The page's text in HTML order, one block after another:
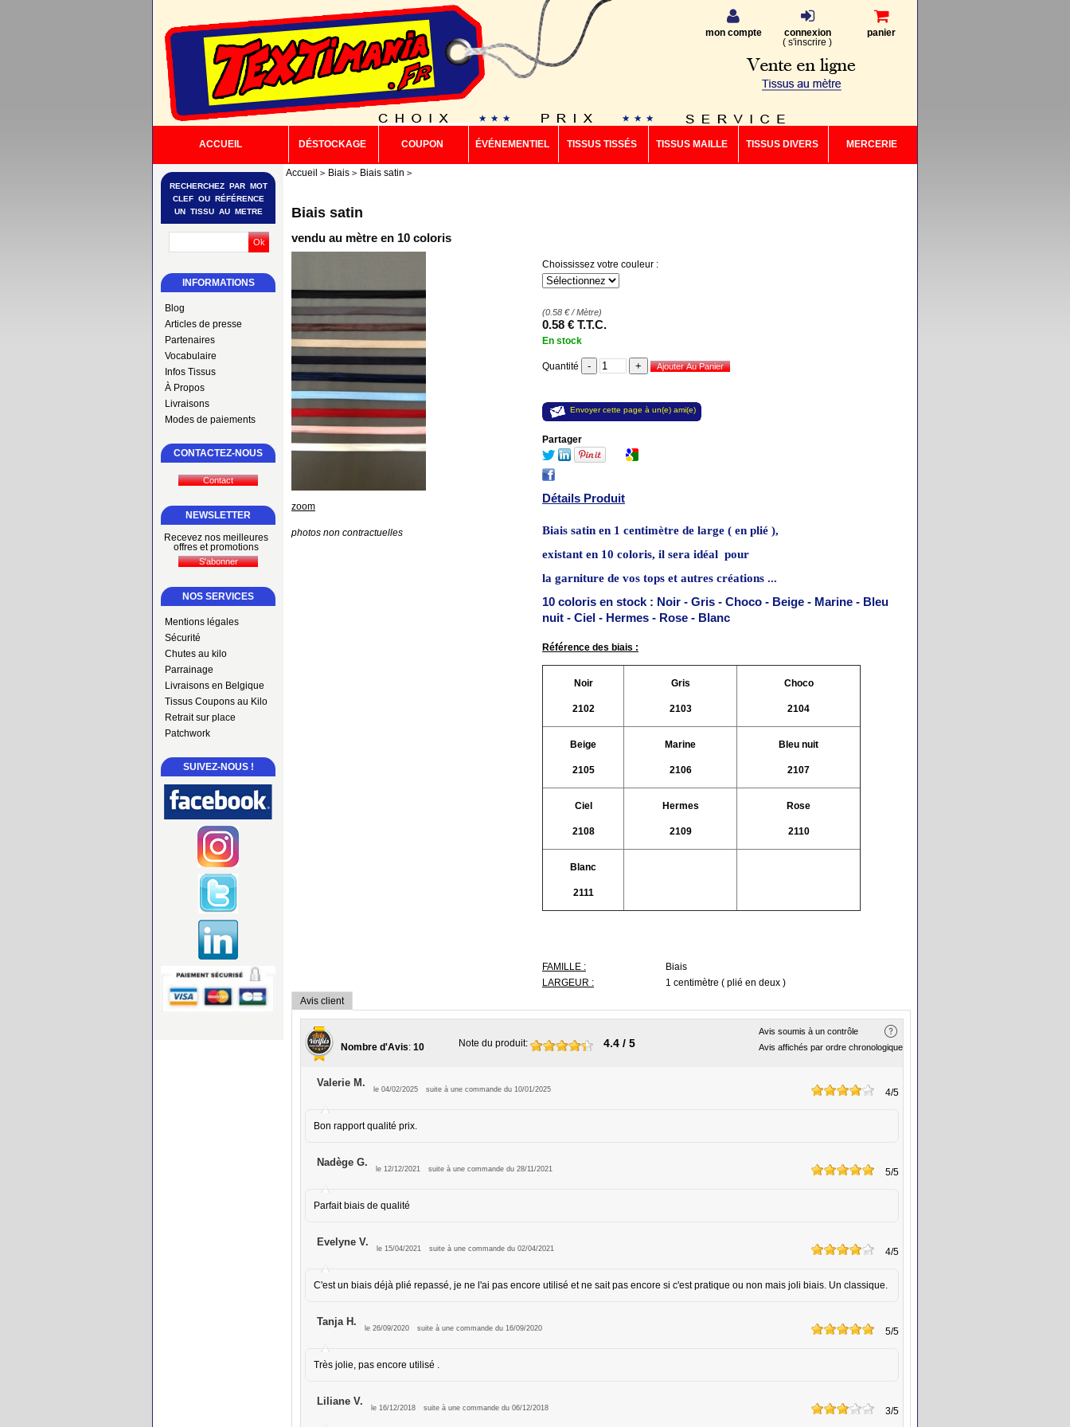
mon compte
connexion
( s'inscrire )
panier
ACCUEIL DÉSTOCKAGE COUPON ÉVÉNEMENTIEL TISSUS TISSÉS TISSUS MAILLE TISSUS DIVERS MERCERIE
INFORMATIONS
Blog
Articles de presse
Partenaires
Vocabulaire
Infos Tissus
À Propos
Livraisons
Modes de paiements
RECHERCHEZ PAR MOT
CLEF OU RÉFÉRENCE
UN TISSU AU METRE
CONTACTEZ-NOUS
NEWSLETTER
Recevez nos meilleures
offres et promotions
NOS SERVICES
Mentions légales
Sécurité
Chutes au kilo
Parrainage
Livraisons en Belgique
Tissus Coupons au Kilo
Retrait sur place
Patchwork
SUIVEZ-NOUS !
Accueil Biais Biais satin
Biais satin
vendu au mètre en 10 coloris
zoom
photos non contractuelles
Choississez votre couleur :
(0.58 €/ Mètre)
0.58 € T.T.C.
En stock
Quantité
Envoyer cette page à un(e) ami(e)
Partager
Détails Produit
Biais satin en 1 centimètre de large ( en plié ),
existant en 10 coloris, il sera idéal pour
la garniture de vos tops et autres créations ...
10 coloris en stock : Noir - Gris - Choco - Beige - Marine - Bleu
nuit - Ciel - Hermes - Rose - Blanc
Référence des biais :
Noir
2102
Gris
2103
Choco
2104
Beige
2105
Marine
2106
Bleu nuit
2107
Ciel
2108
Hermes
2109
Rose
2110
Blanc
2111
FAMILLE :
Biais
LARGEUR :
1 centimètre ( plié en deux )
Avis client
Avis soumis à un contrôle
Avis affichés par ordre chronologique
Nombre d'Avis: 10 Note du produit: 4.4 / 5
Valerie M.
le 04/02/2025 suite à une commande du 10/01/2025 4/5
Bon rapport qualité prix.
Nadège G.
le 12/12/2021 suite à une commande du 28/11/2021 5/5
Parfait biais de qualité
Evelyne V.
le 15/04/2021 suite à une commande du 02/04/2021 4/5
C'est un biais déjà plié repassé, je ne l'ai pas encore utilisé et ne sait pas encore si c'est pratique ou non mais joli biais. Un classique.
Tanja H.
le 26/09/2020 suite à une commande du 16/09/2020 5/5
Très jolie, pas encore utilisé .
Liliane V.
le 16/12/2018 suite à une commande du 06/12/2018 3/5